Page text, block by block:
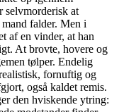
selvmorderisk at
falder. Men i
af en vinder, at han
At brovte, hovere og
tølper. Endelig
fornuftig og
også kaldet remis.
den hviskende ytring: